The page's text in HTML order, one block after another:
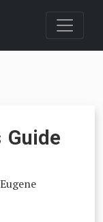
Guide
Eugene